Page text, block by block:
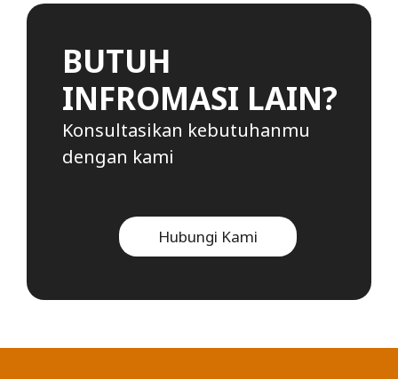
BUTUH
INFROMASI LAIN?
Konsultasikan kebutuhanmu
dengan kami
Hubungi Kami